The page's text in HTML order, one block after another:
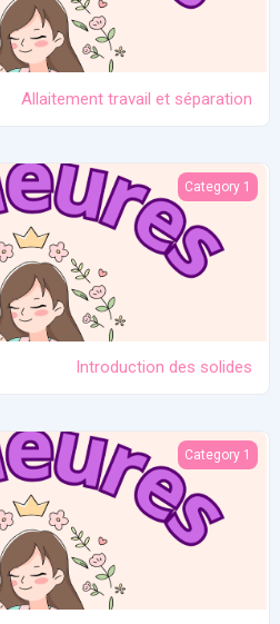
Allaitement travail et séparation
Introduction des solides
Category 1
Introduction des solides
substituts de lait maternel OMS
Category 1